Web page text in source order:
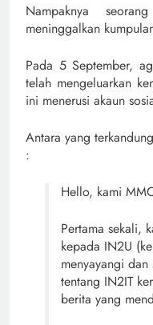
Nampaknya
meninggalkan
Pada 5 September,
telah mengeluarkan
ini menerusi akaun
Antara yang
:
Hello, kami
Pertama sekali,
kepada IN2U
menyayangi
tentang IN2IT
berita yang